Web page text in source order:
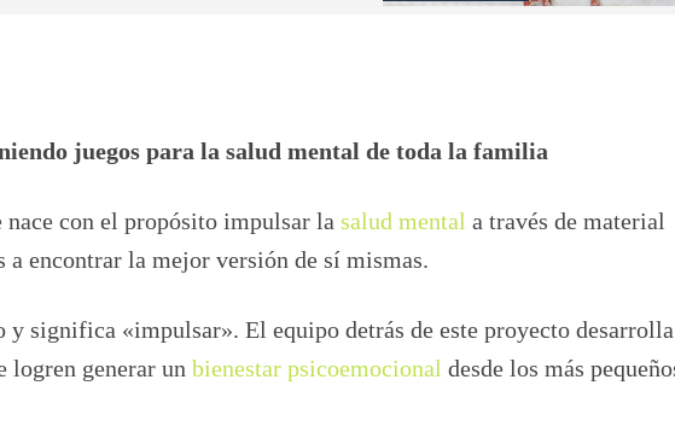
juegos para la salud mental de toda la familia
nace con el propósito impulsar la salud mental a través de material
a encontrar la mejor versión de sí mismas.
y significa «impulsar». El equipo detrás de este proyecto desarrolla
logren generar un bienestar psicoemocional desde los más